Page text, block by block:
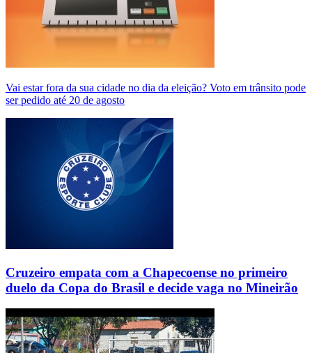
Vai estar fora da sua cidade no dia da eleição? Voto em trânsito pode
ser pedido até 20 de agosto
Cruzeiro empata com a Chapecoense no primeiro
duelo da Copa do Brasil e decide vaga no Mineirão